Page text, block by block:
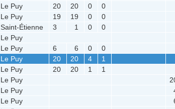
Le Puy 20 20 0 0
Le Puy 19 19 0 0
Saint-Étienne 3 1 0
0
Le Puy
Le Puy 6 6 0
0
Le Puy 20 20 4 1
Le Puy 20 20 1
1
Le Puy
Le Puy
Le Puy